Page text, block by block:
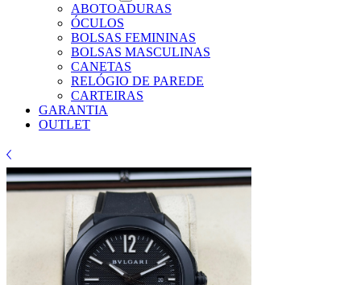
ABOTOADURAS
ÓCULOS
BOLSAS FEMININAS
BOLSAS MASCULINAS
CANETAS
RELÓGIO DE PAREDE
CARTEIRAS
GARANTIA
OUTLET